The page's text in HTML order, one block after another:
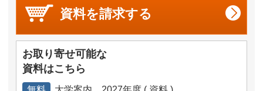
資料を請求する
お取り寄せ可能な
資料はこちら